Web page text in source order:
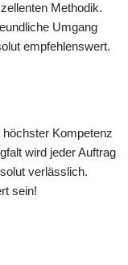
Methodik.
Umgang
empfehlenswert.
Kompetenz
wird jeder Auftrag
verlässlich.
sein!